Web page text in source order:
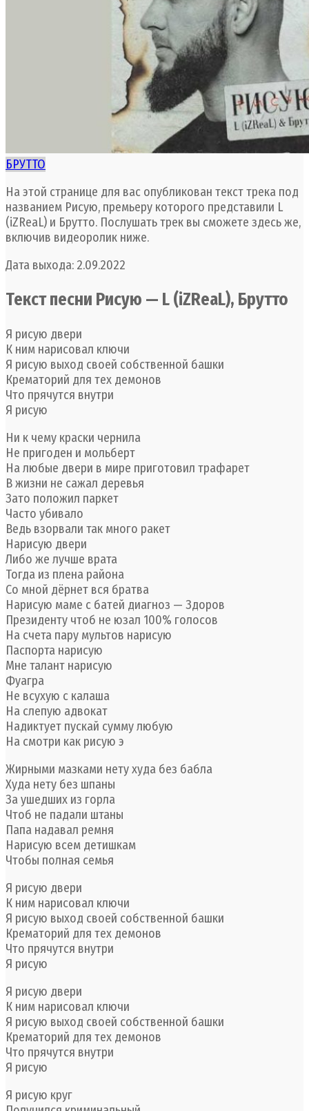
БРУТТО
На этой странице для вас опубликован текст трека под
названием Рисую, премьеру которого представили L
(iZReaL) и Брутто. Послушать трек вы сможете здесь же,
включив видеоролик ниже.
Дата выхода: 2.09.2022
Текст песни Рисую — L (iZReaL), Брутто
Я рисую двери
К ним нарисовал ключи
Я рисую выход своей собственной башки
Крематорий для тех демонов
Что прячутся внутри
Я рисую
Ни к чему краски чернила
Не пригоден и мольберт
На любые двери в мире приготовил трафарет
В жизни не сажал деревья
Зато положил паркет
Часто убивало
Ведь взорвали так много ракет
Нарисую двери
Либо же лучше врата
Тогда из плена района
Со мной дёрнет вся братва
Нарисую маме с батей диагноз — Здоров
Президенту чтоб не юзал 100% голосов
На счета пару мультов нарисую
Паспорта нарисую
Мне талант нарисую
Фуагра
Не всухую с калаша
На слепую адвокат
Надиктует пускай сумму любую
На смотри как рисую э
Жирными мазками нету худа без бабла
Худа нету без шпаны
За ушедших из горла
Чтоб не падали штаны
Папа надавал ремня
Нарисую всем детишкам
Чтобы полная семья
Я рисую двери
К ним нарисовал ключи
Я рисую выход своей собственной башки
Крематорий для тех демонов
Что прячутся внутри
Я рисую
Я рисую двери
К ним нарисовал ключи
Я рисую выход своей собственной башки
Крематорий для тех демонов
Что прячутся внутри
Я рисую
Я рисую круг